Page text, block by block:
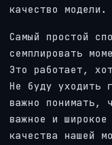
качество модели.
Самый простой
семплировать
Это работает,
Не буду уходить
важно понимать,
важное и широкое
качества нашей